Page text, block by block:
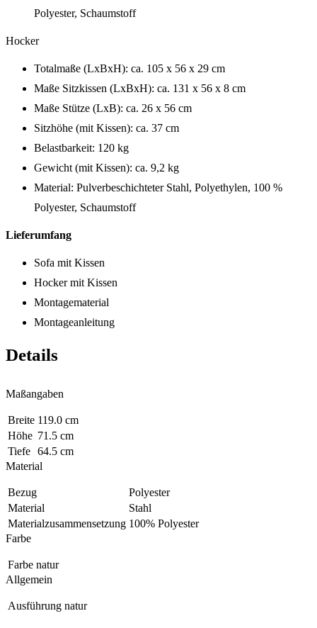
Polyester, Schaumstoff
Hocker
Totalmaße (LxBxH): ca. 105 x 56 x 29 cm
Maße Sitzkissen (LxBxH): ca. 131 x 56 x 8 cm
Maße Stütze (LxB): ca. 26 x 56 cm
Sitzhöhe (mit Kissen): ca. 37 cm
Belastbarkeit: 120 kg
Gewicht (mit Kissen): ca. 9,2 kg
Material: Pulverbeschichteter Stahl, Polyethylen, 100 %
Polyester, Schaumstoff
Lieferumfang
Sofa mit Kissen
Hocker mit Kissen
Montagematerial
Montageanleitung
Details
Maßangaben
Breite 119.0 cm
Höhe 71.5 cm
Tiefe 64.5 cm
Material
Bezug
Polyester
Material
Stahl
Materialzusammensetzung 100% Polyester
Farbe
Farbe natur
Allgemein
Ausführung natur